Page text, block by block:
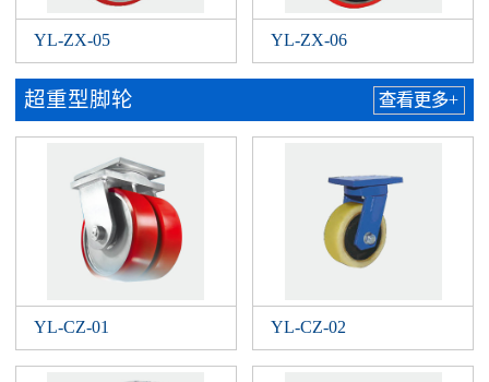
YL-ZX-05 YL-ZX-06
超重型脚轮 查看更多+
YL-CZ-01 YL-CZ-02